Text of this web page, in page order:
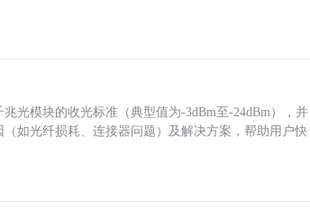
光模块的收光标准（典型值为-3dBm至-24dBm），并
如光纤损耗、连接器问题）及解决方案，帮助用户快